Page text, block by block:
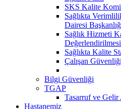
SKS Kalite
Sağlıkta
Dairesi
Sağlık Hizmeti
Sağlıkta Kalite
Çalışan
Bilgi Güvenliği
TGAP
Tasarruf ve Gelir
Hastanemiz